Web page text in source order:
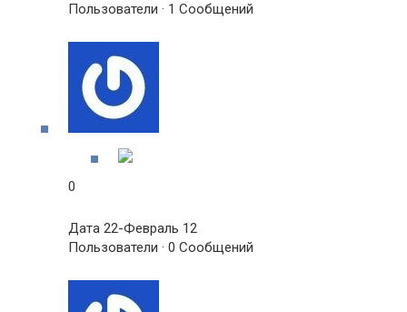
Пользователи · 1 Сообщений
0
Дата 22-Февраль 12
Пользователи · 0 Сообщений